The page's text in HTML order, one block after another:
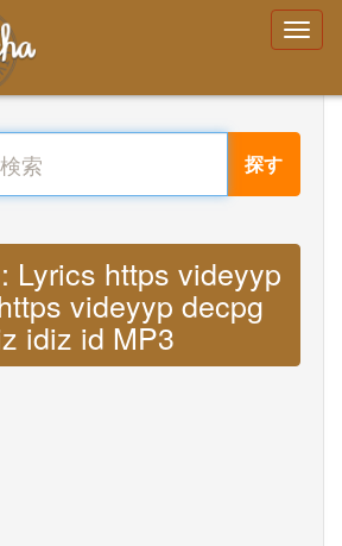
探す
Lyrics https videyyp
videyyp decpg
idiz id MP3